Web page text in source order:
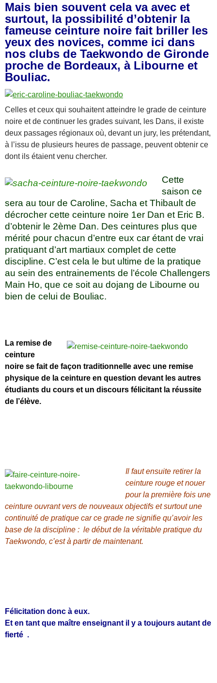
Mais bien souvent cela va avec et
surtout, la possibilité d’obtenir la
fameuse ceinture noire fait briller les
yeux des novices, comme ici dans
nos clubs de Taekwondo de Gironde
proche de Bordeaux, à Libourne et
Bouliac.
Celles et ceux qui souhaitent atteindre le grade de ceinture
noire et de continuer les grades suivant, les Dans, il existe
deux passages régionaux où, devant un jury, les prétendant,
à l’issu de plusieurs heures de passage, peuvent obtenir ce
dont ils étaient venu chercher.
Cette
saison ce
sera au tour de Caroline, Sacha et Thibault de
décrocher cette ceinture noire 1er Dan et Eric B.
d’obtenir le 2ème Dan. Des ceintures plus que
mérité pour chacun d’entre eux car étant de vrai
pratiquant d’art martiaux complet de cette
discipline. C’est cela le but ultime de la pratique
au sein des entrainements de l’école Challengers
Main Ho, que ce soit au dojang de Libourne ou
bien de celui de Bouliac.
La remise de
ceinture
noire se fait de façon traditionnelle avec une remise
physique de la ceinture en question devant les autres
étudiants du cours et un discours félicitant la réussite
de l’élève.
Il faut ensuite retirer la
ceinture rouge et nouer
pour la première fois une
ceinture ouvrant vers de nouveaux objectifs et surtout une
continuité de pratique car ce grade ne signifie qu’avoir les
base de la discipline : le début de la véritable pratique du
Taekwondo, c’est à partir de maintenant.
Félicitation donc à eux.
Et en tant que maître enseignant il y a toujours autant de
fierté .